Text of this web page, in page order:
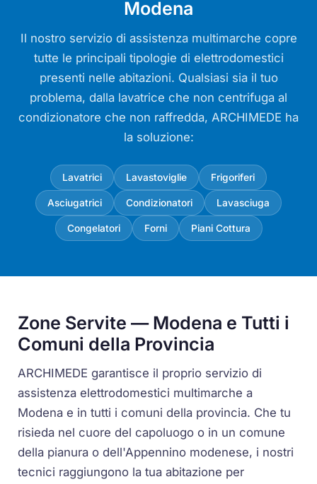
Modena
Il nostro servizio di assistenza multimarche copre
tutte le principali tipologie di elettrodomestici
presenti nelle abitazioni. Qualsiasi sia il tuo
problema, dalla lavatrice che non centrifuga al
condizionatore che non raffredda, ARCHIMEDE ha
la soluzione:
Lavatrici Lavastoviglie Frigoriferi
Asciugatrici Condizionatori Lavasciuga
Congelatori Forni Piani Cottura
Zone Servite — Modena e Tutti i
Comuni della Provincia
ARCHIMEDE garantisce il proprio servizio di
assistenza elettrodomestici multimarche a
Modena e in tutti i comuni della provincia. Che tu
risieda nel cuore del capoluogo o in un comune
della pianura o dell'Appennino modenese, i nostri
tecnici raggiungono la tua abitazione per